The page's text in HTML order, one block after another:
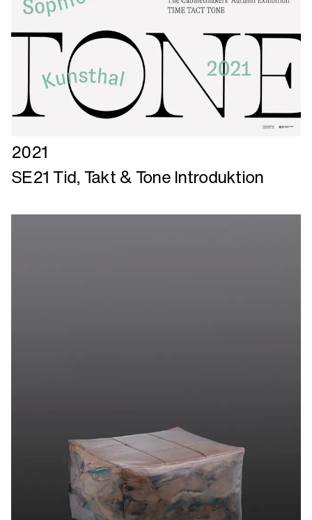
Læs
mere
om
Tid,
2021
SE21 Tid, Takt & Tone Introduktion